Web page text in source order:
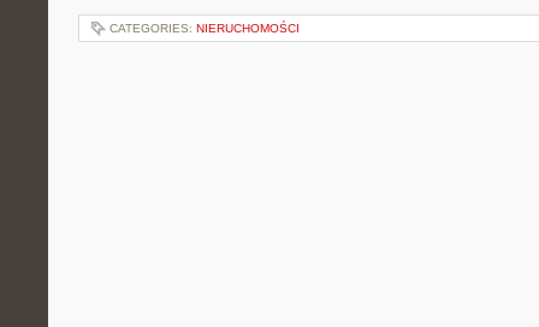
CATEGORIES: NIERUCHOMOŚCI